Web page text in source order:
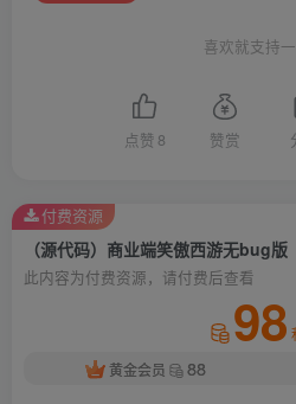
喜欢就支持
点赞 8 赞赏
（源代码）商业端笑傲西游无bug版
此内容为付费资源，请付费后查看
98
黄金会员
88
付费资源